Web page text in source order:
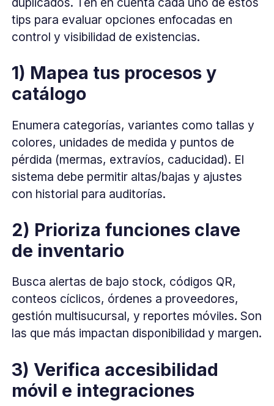
tips para evaluar opciones enfocadas en
control y visibilidad de existencias.
1) Mapea tus procesos y
catálogo
Enumera categorías, variantes como tallas y
colores, unidades de medida y puntos de
pérdida (mermas, extravíos, caducidad). El
sistema debe permitir altas/bajas y ajustes
con historial para auditorías.
2) Prioriza funciones clave
de inventario
Busca alertas de bajo stock, códigos QR,
conteos cíclicos, órdenes a proveedores,
gestión multisucursal, y reportes móviles. Son
las que más impactan disponibilidad y margen.
3) Verifica accesibilidad
móvil e integraciones